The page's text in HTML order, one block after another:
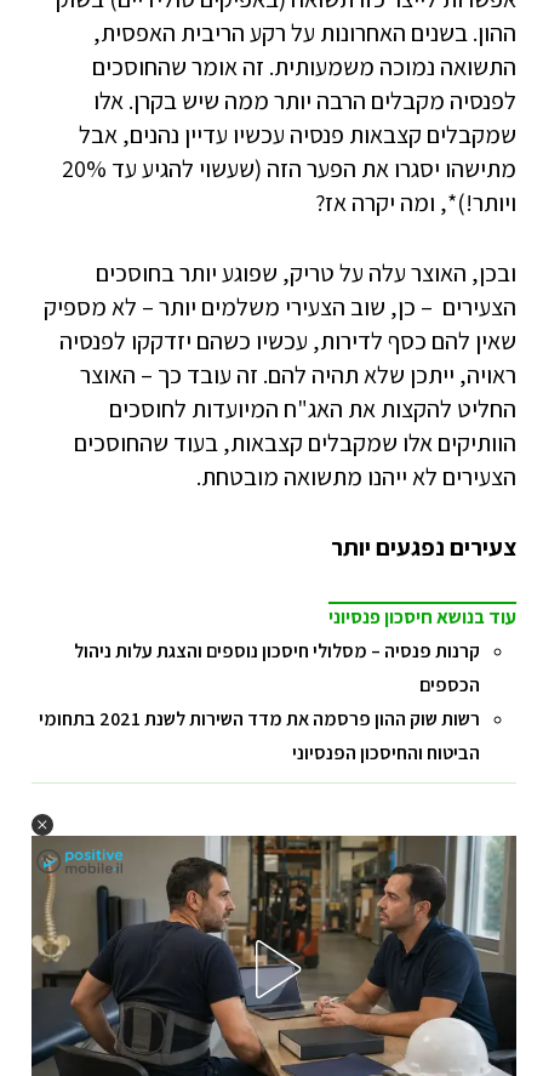
ההון. בשנים האחרונות על רקע הריבית האפסית,
התשואה נמוכה משמעותית. זה אומר שהחוסכים
לפנסיה מקבלים הרבה יותר ממה שיש בקרן. אלו
שמקבלים קצבאות פנסיה עכשיו עדיין נהנים, אבל
מתישהו יסגרו את הפער הזה (שעשוי להגיע עד 20%
ויותר!)*, ומה יקרה אז?
ובכן, האוצר עלה על טריק, שפוגע יותר בחוסכים
הצעירים – כן, שוב הצעירי משלמים יותר – לא מספיק
שאין להם כסף לדירות, עכשיו כשהם יזדקקו לפנסיה
ראויה, ייתכן שלא תהיה להם. זה עובד כך – האוצר
החליט להקצות את האג"ח המיועדות לחוסכים
הוותיקים אלו שמקבלים קצבאות, בעוד שהחוסכים
הצעירים לא ייהנו מתשואה מובטחת.
צעירים נפגעים יותר
עוד בנושא חיסכון פנסיוני
קרנות פנסיה – מסלולי חיסכון נוספים והצגת עלות ניהול
הכספים
רשות שוק ההון פרסמה את מדד השירות לשנת 2021 בתחומי
הביטוח והחיסכון הפנסיוני